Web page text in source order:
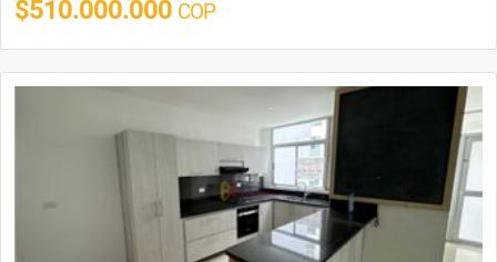
$510.000.000 COP